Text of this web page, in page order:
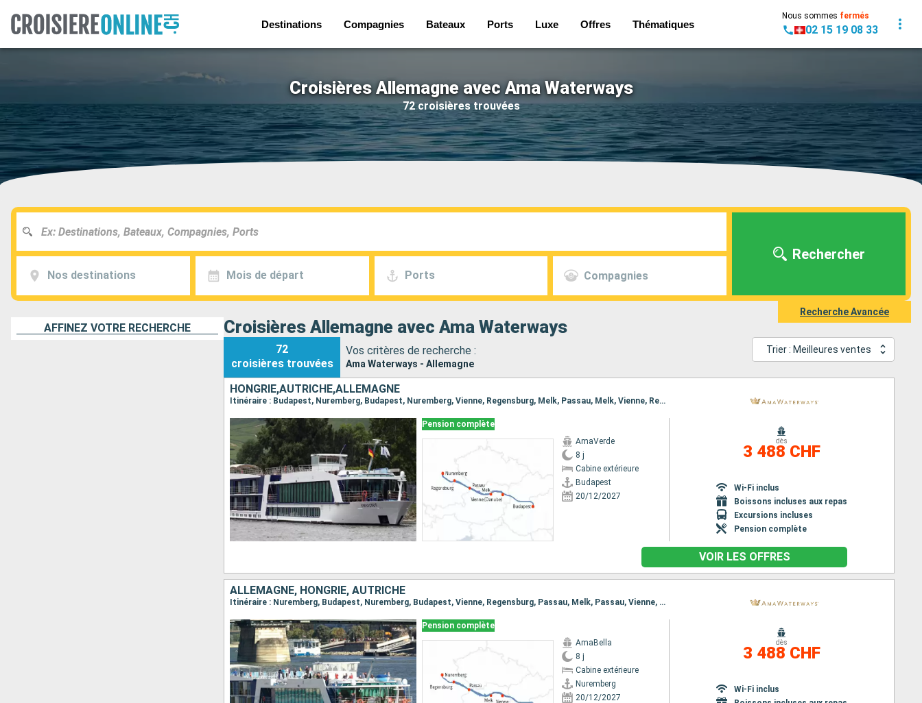
Destinations Compagnies Bateaux Ports Luxe Offres Thématiques
Nous sommes fermés
02 15 19 08 33
Croisières Allemagne avec Ama Waterways
72 croisières trouvées
Nos destinations Mois de départ Ports Compagnies
Rechercher
Recherche Avancée
AFFINEZ VOTRE RECHERCHE Croisières Allemagne avec Ama Waterways
72
croisières trouvées
Vos critères de recherche :
Ama Waterways - Allemagne
Trier : Meilleures ventes
HONGRIE,AUTRICHE,ALLEMAGNE
Itinéraire : Budapest, Nuremberg, Budapest, Nuremberg, Vienne, Regensburg, Melk, Passau, Melk, Vienne, Regensburg, Vienne, Nuremberg, Budapest, Nuremberg, Budapest
Pension complète
AmaVerde
8 j
Cabine extérieure
Budapest
20/12/2027
dès
3 488 CHF
Wi-Fi inclus
Boissons incluses aux repas
Excursions incluses
Pension complète
VOIR LES OFFRES
ALLEMAGNE, HONGRIE, AUTRICHE
Itinéraire : Nuremberg, Budapest, Nuremberg, Budapest, Vienne, Regensburg, Passau, Melk, Passau, Vienne, Regensburg, Budapest, Nuremberg, Budapest, Nuremberg
Pension complète
AmaBella
8 j
Cabine extérieure
Nuremberg
20/12/2027
dès
3 488 CHF
Wi-Fi inclus